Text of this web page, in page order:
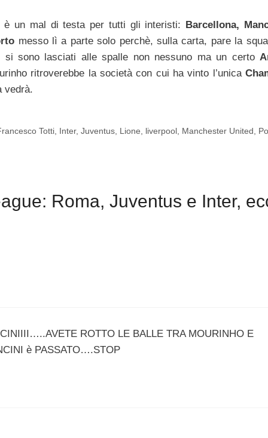
un mal di testa per tutti gli interisti: Barcellona,
messo lì a parte solo perchè, sulla carta, pare la
sono lasciati alle spalle non nessuno ma un certo
ritroverebbe la società con cui ha vinto l’unica
vedrà.
Totti, Inter,Juventus, Lione, liverpool, Manchester United,
Roma, Juventus e Inter,
ROTTO LE BALLE TRA MOURINHO E
è PASSATO….STOP